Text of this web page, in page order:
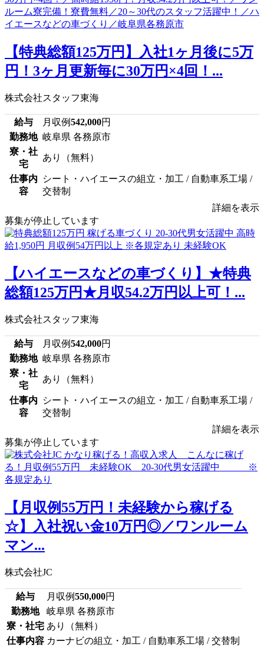
【特典総額125万円】入社1ヶ月後に5万
円！3ヶ月更新毎に30万円×4回！...
株式会社スタッフ東海
給与 月収例542,000円
勤務地 岐阜県 各務原市
寮・社
宅
あり（無料）
仕事内
容
シート・ハイエースの組立・加工 / 自動車系工場 /
交替制
詳細を表示
募集が停止しています
【ハイエースなどの車づくり】★特典
総額125万円★月収54.2万円以上可！...
株式会社スタッフ東海
給与 月収例542,000円
勤務地 岐阜県 各務原市
寮・社
宅
あり（無料）
仕事内
容
シート・ハイエースの組立・加工 / 自動車系工場 /
交替制
詳細を表示
募集が停止しています
【月収例55万円！未経験から稼げる
☆】入社祝い金10万円◎／ワンルーム
マン...
株式会社JC
給与 月収例550,000円
勤務地
岐阜県 各務原市
寮・社宅 あり（無料）
仕事内容 カーナビの組立・加工 / 自動車系工場 / 交替制